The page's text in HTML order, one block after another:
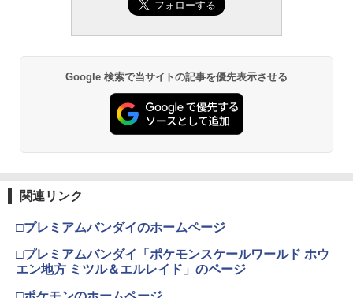
RX 約150mm PVC&ABS&布製 塗装済み
TAMASHII NATIONS S.H.フィギュアー
ツ ONE PIECE シャンクス -マリンフォ
ード頂上決戦- 約165mm PVC&ABS&布
4
タカラトミー(TAKARA TOMY) T-SPAR
K トランスフォーマー ニューレジェンズ
NL-06 オートボット コスモス 可動フィ
ギュア
色分け済みプラモデル
￥1,850
BANDAI SPIRITS(バンダイスピリッツ)
30MS SIS-H00 セスティエ[カラーC] 色
分け済みプラモデル
HGAW 機動新世紀ガンダムX ガンダムエ
アマスター 1/144スケール 色分け済みプ
ラモデル
￥3,732
小銃 18歳以上 ガスブローバック
￥193,900
東京マルイ(TOKYO MARUI) No.21 H&K
USP HG 18歳以上エアーHOPハンドガン
￥3,409
4
￥4,761
5
東京マルイ(TOKYO MARUI) No.16 H&K
モデル用工具 74123
￥2,781
LOCTITE(ロックタイト) シールはがし
プレミアム 220ml
￥962
型用接着剤 87003
￥184
Google 検索で当サイトの記事を優先表示させる
関連リンク
□プレミアムバンダイのホームページ
□プレミアムバンダイ「ポケモンスケールワールド ホウ
エン地方 ミツル＆エルレイド」のページ